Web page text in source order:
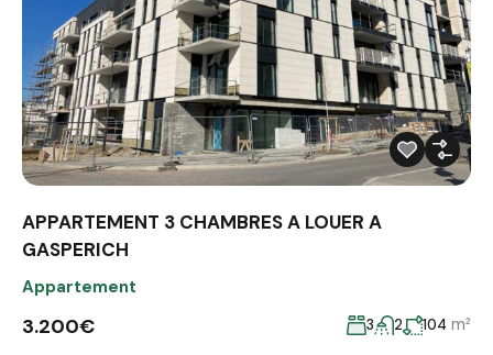
APPARTEMENT 3 CHAMBRES A LOUER A
GASPERICH
Appartement
3.200€ 3 2 104 m²